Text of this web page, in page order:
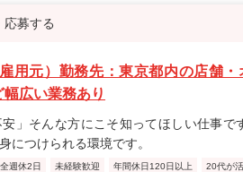
募する
用元）勤務先：東京都内の店舗
広い業務あり
安」そんな方にこそ知ってほしい仕事
につけられる環境です。
週休2日 未経験歓迎 年間休日120日以上 20代が